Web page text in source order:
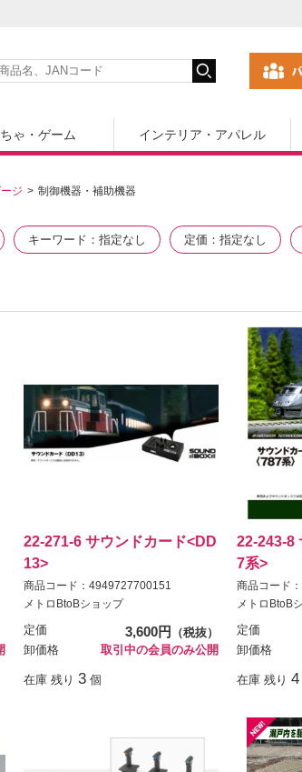
ゃ・ゲーム インテリア・アパレル
ジ 制御機器・補助機器
キーワード 指定なし 定価 指定なし
22-271-6 サウンドカード<DD
13>
商品コード：4949727700151
メトロBtoBショップ
定価 3,600円
（税抜）
卸価格
取引中の会員のみ公開
在庫 残り 3 個
22-243-8
7系>
商品コード
メトロBtoB
定価
卸価格
在庫 残り 4